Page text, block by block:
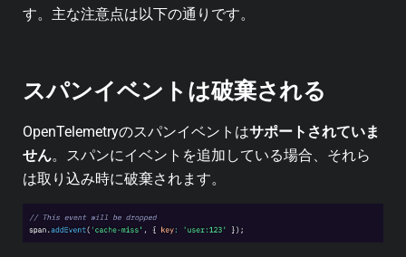
す。主な注意点は以下の通りです。
スパンイベントは破棄される
OpenTelemetryのスパンイベントはサポートされていま
せん。スパンにイベントを追加している場合、それら
は取り込み時に破棄されます。